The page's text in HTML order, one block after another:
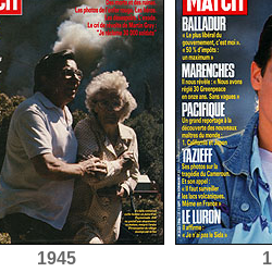
1945